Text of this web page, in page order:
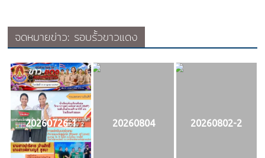
จดหมายข่าว: รอบรั้วขาวแดง
20260726-1 20260804 20260802-2